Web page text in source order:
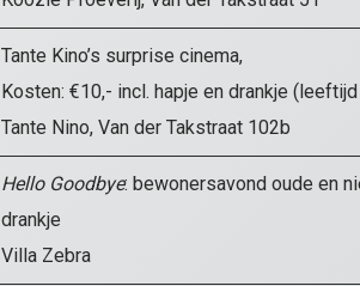
Tante Kino’s surprise cinema,
Kosten: €10,- incl. hapje en drankje
Tante Nino, Van der Takstraat 102b
Hello Goodbye: bewonersavond oude en
drankje
Villa Zebra